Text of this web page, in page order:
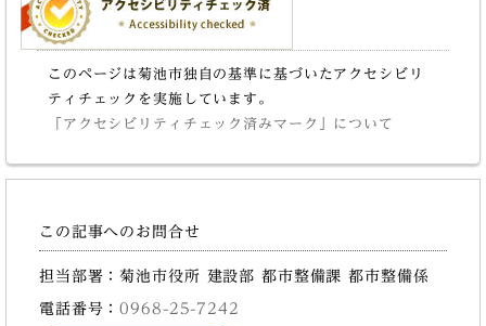
このページは菊池市独自の基準に基づいたアクセシビリ
ティチェックを実施しています。
「アクセシビリティチェック済みマーク」について
この記事へのお問合せ
担当部署：菊池市役所 建設部 都市整備課 都市整備係
電話番号：0968-25-7242